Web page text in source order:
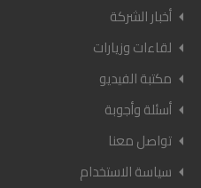
أخبار الشركة
لقاءات وزيارات
مكتبة الفيديو
أسئلة وأجوبة
تواصل معنا
سياسة الاستخدام